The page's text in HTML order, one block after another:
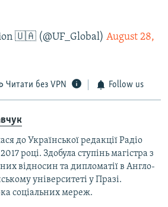
🇺🇦 (@UF_Global) August 28,
Читати без VPN Follow us
до Української редакції Радіо
році. Здобула ступінь магістра з
відносин та дипломатії в Англо-
університеті у Празі.
соціальних мереж.